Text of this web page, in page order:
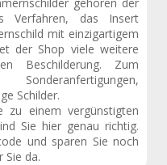
Verfahren, das Insert
mit einzigartigem
der Shop viele weitere
Beschilderung. Zum
Schilder.
zu einem vergünstigten
Sie hier genau richtig.
und sparen Sie noch
Sie da.